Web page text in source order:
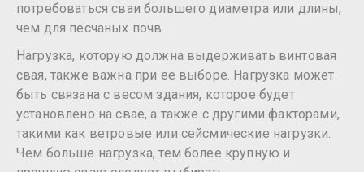
потребоваться сваи большего диаметра или длины,
чем для песчаных почв.
Нагрузка, которую должна выдерживать винтовая
свая, также важна при ее выборе. Нагрузка может
быть связана с весом здания, которое будет
установлено на свае, а также с другими факторами,
такими как ветровые или сейсмические нагрузки.
Чем больше нагрузка, тем более крупную и